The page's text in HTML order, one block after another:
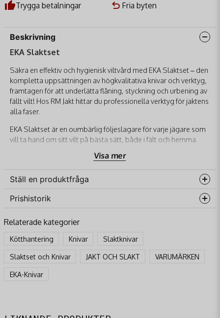
Trygga betalningar
Fria byten
Beskrivning
EKA Slaktset
Säkra en effektiv och hygienisk viltvård med EKA Slaktset – den
kompletta uppsättningen av högkvalitativa knivar och verktyg,
framtagen för att underlätta flåning, styckning och urbening av
fällt vilt! Hos RM Jakt hittar du professionella verktyg för jaktens
alla faser.
EKA Slaktset är en oumbärlig följeslagare för varje jägare som
vill ta hand om sitt vilt på bästa sätt, både i fält och hemma.
uppsättning verktyg som är både vassa, hållbara och
ergonomiska. Detta slaktset är designat för att ge dig allt du
behöver för att bearbeta ditt byte effektivt och hygieniskt, från
flåning till styckning.
Specifikation:
Bladstål: Rosttrögt höglegerat kromstål.
HRC: 57-58.
Handtag: SantoPrene™-gummi.
Visa mer
Ställ en produktfråga
question
Fråga oss något om denna produkten...
name
Namn
Prishistorik
Relaterade kategorier
Kötthantering Knivar Slaktknivar
Slaktset och Knivar JAKT OCH SLAKT VARUMÄRKEN
EKA-Knivar